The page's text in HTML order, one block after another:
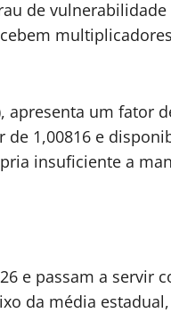
de vulnerabilidade
apresenta um fator
1,00816 e
insuficiente a
e passam a servir
da média